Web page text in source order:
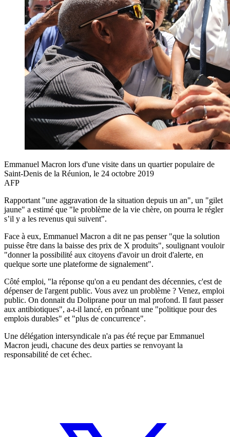
Emmanuel Macron lors d'une visite dans un quartier populaire de
Saint-Denis de la Réunion, le 24 octobre 2019
AFP
Rapportant "une aggravation de la situation depuis un an", un "gilet
jaune" a estimé que "le problème de la vie chère, on pourra le régler
s’il y a les revenus qui suivent".
Face à eux, Emmanuel Macron a dit ne pas penser "que la solution
puisse être dans la baisse des prix de X produits", soulignant vouloir
"donner la possibilité aux citoyens d'avoir un droit d'alerte, en
quelque sorte une plateforme de signalement".
Côté emploi, "la réponse qu'on a eu pendant des décennies, c'est de
dépenser de l'argent public. Vous avez un problème ? Venez, emploi
public. On donnait du Doliprane pour un mal profond. Il faut passer
aux antibiotiques", a-t-il lancé, en prônant une "politique pour des
emplois durables" et "plus de concurrence".
Une délégation intersyndicale n'a pas été reçue par Emmanuel
Macron jeudi, chacune des deux parties se renvoyant la
responsabilité de cet échec.